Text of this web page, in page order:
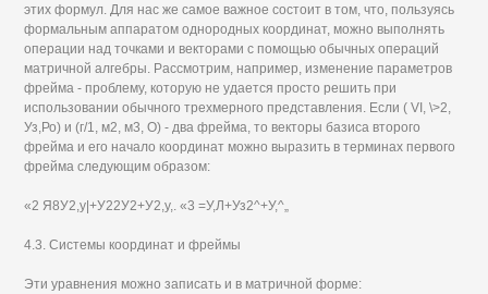
этих формул. Для нас же самое важное состоит в том, что, пользуясь
формальным аппаратом однородных координат, можно выполнять
операции над точками и векторами с помощью обычных операций
матричной алгебры. Рассмотрим, например, изменение параметров
фрейма - проблему, которую не удается просто решить при
использовании обычного трехмерного представления. Если ( VI, \>2,
Уз,Ро) и (г/1, м2, м3, О) - два фрейма, то векторы базиса второго
фрейма и его начало координат можно выразить в терминах первого
фрейма следующим образом:
«2 Я8У2,у|+У22У2+У2,у,. «3 =У,Л+Уз2^+У,^„
4.3. Системы координат и фреймы
Эти уравнения можно записать и в матричной форме: